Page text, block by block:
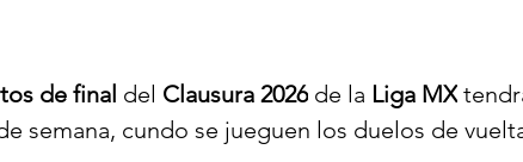
de final del Clausura 2026 de la Liga MX
semana, cundo se jueguen los duelos de